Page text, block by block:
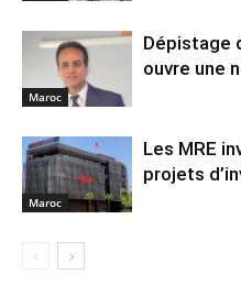
Maroc
Dépistage
ouvre une
Maroc
Les MRE
projets